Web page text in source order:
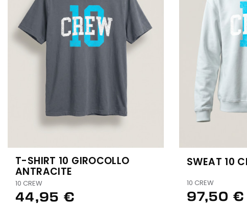
T-SHIRT 10 GIROCOLLO
ANTRACITE
10 CREW
44,95 €
SWEAT 10
10 CREW
97,50 €